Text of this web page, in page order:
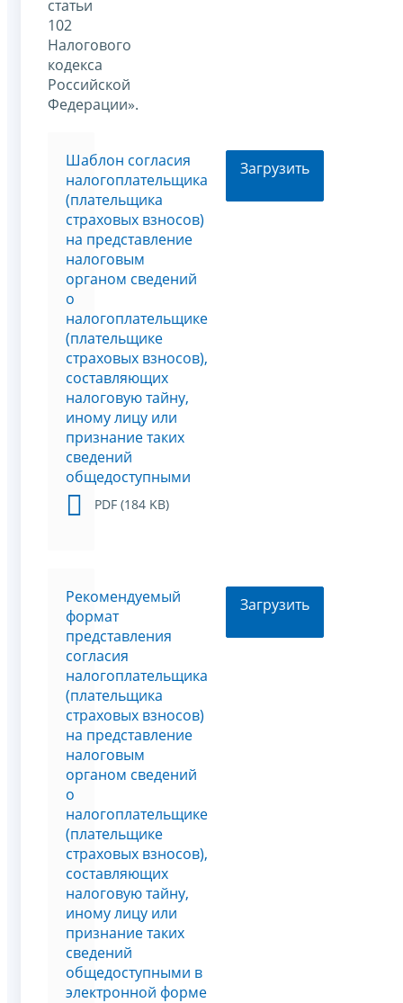
статьи
102
Налогового
кодекса
Российской
Федерации».
Шаблон согласия
налогоплательщика
(плательщика
страховых взносов)
на представление
налоговым
органом сведений
о
налогоплательщике
(плательщике
страховых взносов),
составляющих
налоговую тайну,
иному лицу или
признание таких
сведений
общедоступными
PDF (184 KB)
Загрузить
Рекомендуемый
формат
представления
согласия
налогоплательщика
(плательщика
страховых взносов)
на представление
налоговым
органом сведений
о
налогоплательщике
(плательщике
страховых взносов),
составляющих
налоговую тайну,
иному лицу или
признание таких
сведений
общедоступными в
электронной форме
Загрузить